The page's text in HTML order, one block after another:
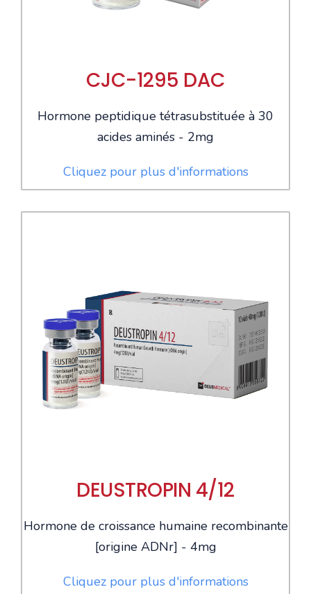
CJC-1295 DAC
Hormone peptidique tétrasubstituée à 30
acides aminés - 2mg
Cliquez pour plus d'informations
DEUSTROPIN 4/12
Hormone de croissance humaine recombinante
[origine ADNr] - 4mg
Cliquez pour plus d'informations